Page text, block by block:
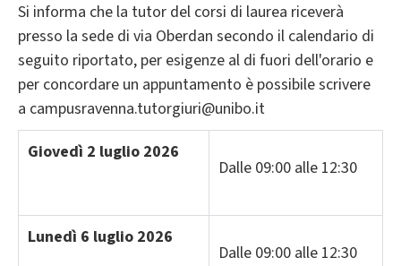
Si informa che la tutor del corsi di laurea riceverà
presso la sede di via Oberdan secondo il calendario di
seguito riportato, per esigenze al di fuori dell'orario e
per concordare un appuntamento è possibile scrivere
a campusravenna.tutorgiuri@unibo.it
Giovedì 2 luglio 2026
Dalle 09:00 alle 12:30
Lunedì 6 luglio 2026
Dalle 09:00 alle 12:30